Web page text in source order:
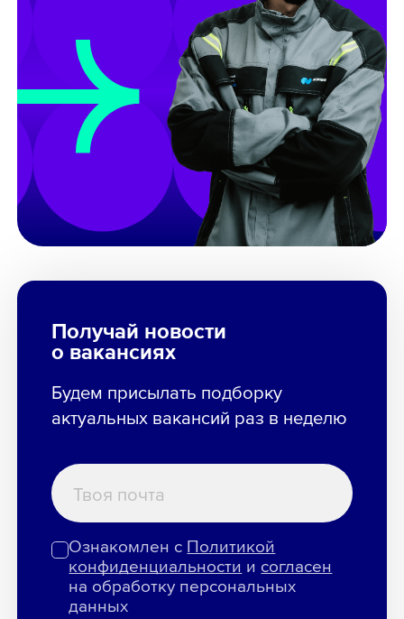
Получай новости
о вакансиях
Будем присылать подборку
актуальных вакансий раз в неделю
Ознакомлен с Политикой
конфиденциальности и согласен
на обработку персональных
данных